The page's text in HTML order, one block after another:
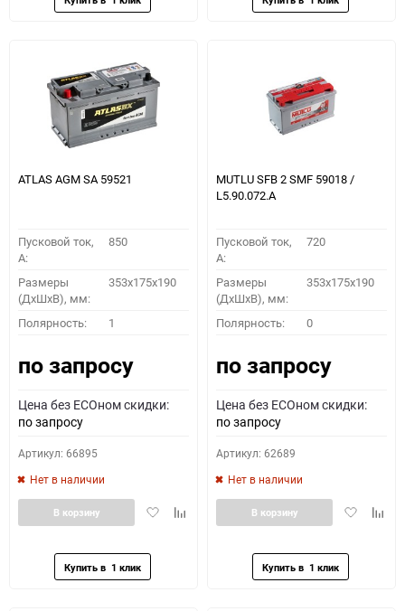
ATLAS AGM SA 59521
Пусковой ток,
A:
850
Размеры
(ДхШхВ), мм:
353x175x190
Полярность: 1
по запросу
Цена без ECOном скидки:
по запросу
Артикул: 66895
Нет в наличии
ДобавитьДобавить
В корзину
MUTLU SFB 2 SMF 59018 /
L5.90.072.A
Пусковой ток,
A:
720
Размеры
(ДхШхВ), мм:
353x175x190
Полярность: 0
по запросу
Цена без ECOном скидки:
по запросу
Артикул: 62689
Нет в наличии
Добавить
В корзину